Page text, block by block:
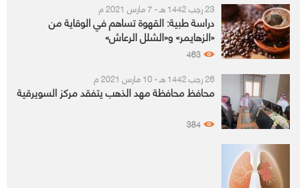
23 رجب 1442 هـ - 7 مارس 2021 م
دراسة طبية: القهوة تساهم في الوقاية من
«الزهايمر» و«الشلل الرعاش»
463
26 رجب 1442 هـ - 10 مارس 2021 م
محافظ محافظة مهد الذهب يتفقد مركز السويرقية
384